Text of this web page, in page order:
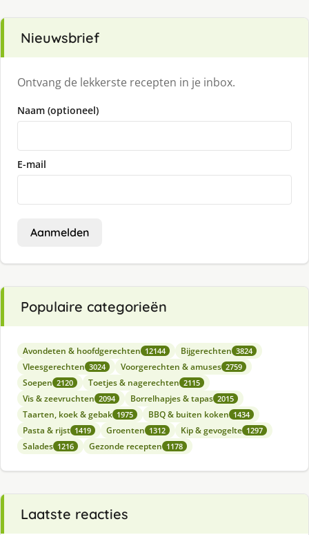
Nieuwsbrief
Ontvang de lekkerste recepten in je inbox.
Naam (optioneel)
E-mail
Aanmelden
Populaire categorieën
Avondeten & hoofdgerechten 12144 Bijgerechten 3824
Vleesgerechten 3024 Voorgerechten & amuses 2759
Soepen 2120 Toetjes & nagerechten 2115
Vis & zeevruchten 2094 Borrelhapjes & tapas 2015
Taarten, koek & gebak 1975 BBQ & buiten koken 1434
Pasta & rijst 1419 Groenten 1312 Kip & gevogelte 1297
Salades 1216 Gezonde recepten 1178
Laatste reacties